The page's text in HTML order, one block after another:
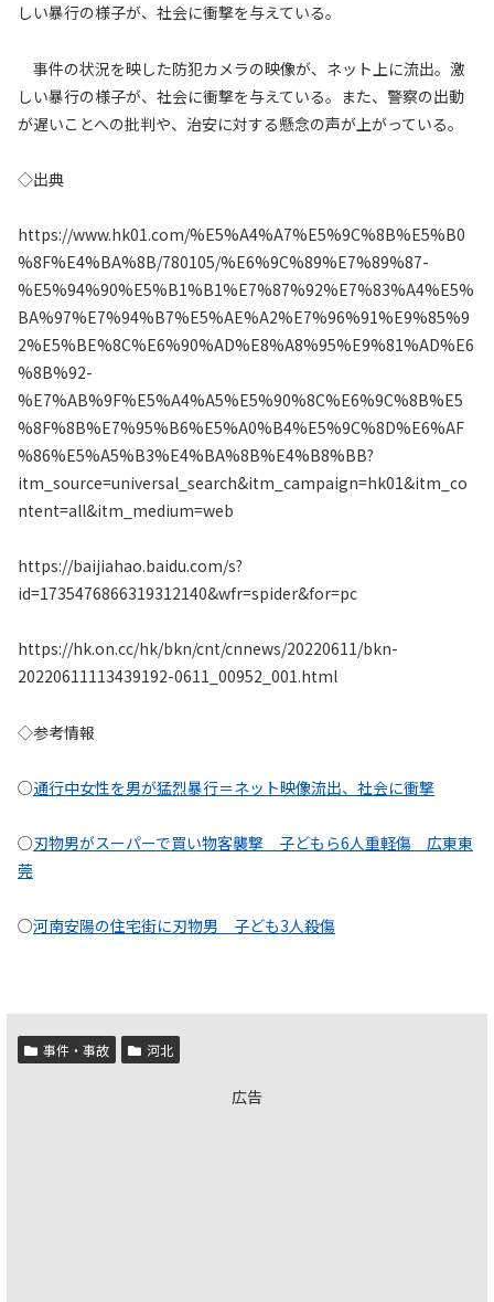
しい暴行の様子が、社会に衝撃を与えている。
事件の状況を映した防犯カメラの映像が、ネット上に流出。激
しい暴行の様子が、社会に衝撃を与えている。また、警察の出動
が遅いことへの批判や、治安に対する懸念の声が上がっている。
◇出典
https://www.hk01.com/%E5%A4%A7%E5%9C%8B%E5%B0
%8F%E4%BA%8B/780105/%E6%9C%89%E7%89%87-
%E5%94%90%E5%B1%B1%E7%87%92%E7%83%A4%E5%
BA%97%E7%94%B7%E5%AE%A2%E7%96%91%E9%85%9
2%E5%BE%8C%E6%90%AD%E8%A8%95%E9%81%AD%E6
%8B%92-
%E7%AB%9F%E5%A4%A5%E5%90%8C%E6%9C%8B%E5
%8F%8B%E7%95%B6%E5%A0%B4%E5%9C%8D%E6%AF
%86%E5%A5%B3%E4%BA%8B%E4%B8%BB?
itm_source=universal_search&itm_campaign=hk01&itm_co
ntent=all&itm_medium=web
https://baijiahao.baidu.com/s?
id=1735476866319312140&wfr=spider&for=pc
https://hk.on.cc/hk/bkn/cnt/cnnews/20220611/bkn-
20220611113439192-0611_00952_001.html
◇参考情報
○通行中女性を男が猛烈暴行＝ネット映像流出、社会に衝撃
○刃物男がスーパーで買い物客襲撃 子どもら6人重軽傷 広東東
莞
○河南安陽の住宅街に刃物男 子ども3人殺傷
事件・事故 河北
広告